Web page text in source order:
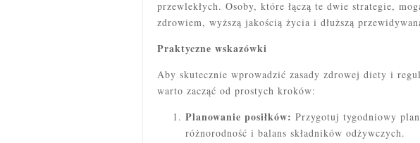
przewlekłych. Osoby, które łączą te dwie strategie,
zdrowiem, wyższą jakością życia i dłuższą
Praktyczne wskazówki
Aby skutecznie wprowadzić zasady zdrowej diety i
warto zacząć od prostych kroków:
Planowanie posiłków: Przygotuj tygodniowy
różnorodność i balans składników odżywczych.